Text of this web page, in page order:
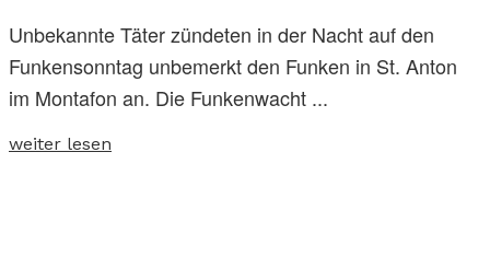
Unbekannte Täter zündeten in der Nacht auf den
Funkensonntag unbemerkt den Funken in St. Anton
im Montafon an. Die Funkenwacht ...
weiter lesen